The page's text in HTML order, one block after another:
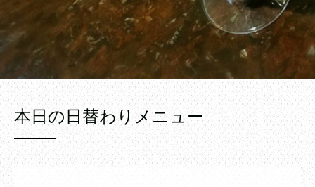
本日の日替わりメニュー